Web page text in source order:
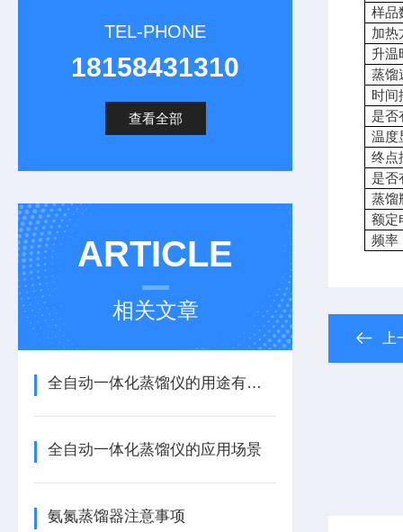
TEL-PHONE
18158431310
查看全部
ARTICLE
相关文章
全自动一体化蒸馏仪的用途有哪些
全自动一体化蒸馏仪的应用场景
氨氮蒸馏器注意事项
样品
加热
升温
蒸馏
时间
是否
温度
终点
是否
蒸馏
额定
频率